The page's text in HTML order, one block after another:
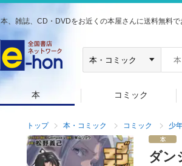
本、雑誌、CD・DVDをお近くの本屋さんに送料無料で
本 コミック
トップ 本・コミック コミック 少
ダン